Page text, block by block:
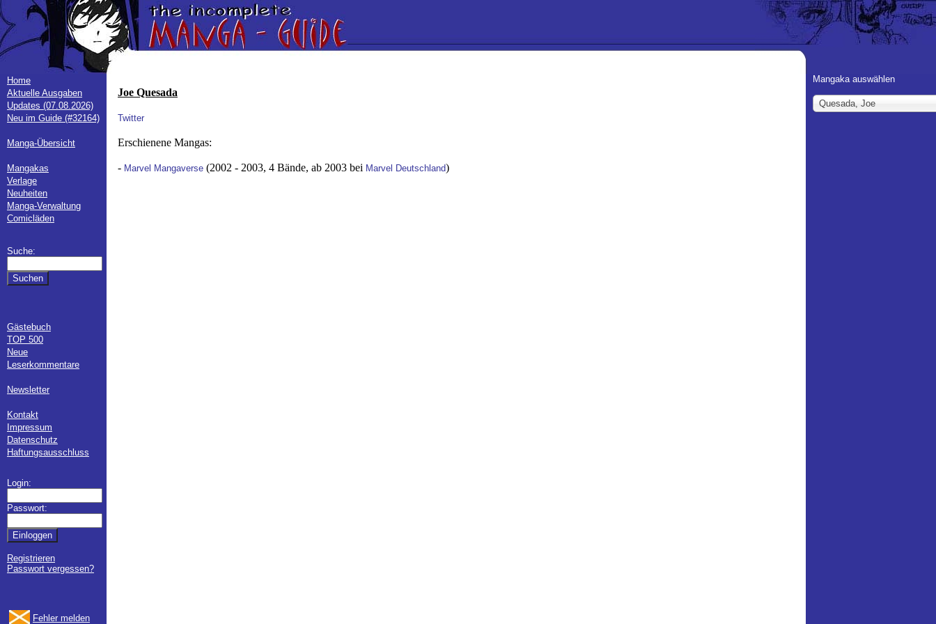
Home
Aktuelle Ausgaben
Updates (07.08.2026)
Neu im Guide (#32164)
Manga-Übersicht
Mangakas
Verlage
Neuheiten
Manga-Verwaltung
Comicläden
Suche:
Gästebuch
TOP 500
Neue
Leserkommentare
Newsletter
Kontakt
Impressum
Datenschutz
Haftungsausschluss
Login:
Passwort:
Registrieren
Passwort vergessen?
Fehler melden
Joe Quesada
Twitter
Erschienene Mangas:
- Marvel Mangaverse (2002 - 2003, 4 Bände, ab 2003 bei Marvel Deutschland)
Mangaka auswählen
Quesada, Joe